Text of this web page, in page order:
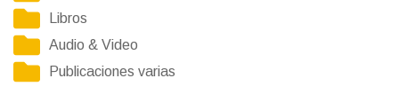
Libros
Audio & Video
Publicaciones varias